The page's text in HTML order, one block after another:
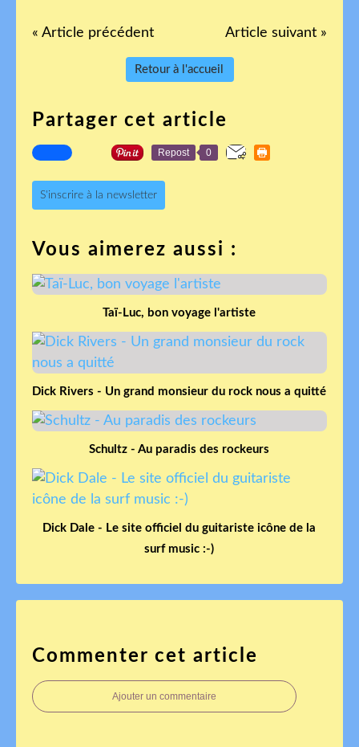
« Article précédent Article suivant »
Retour à l'accueil
Partager cet article
Repost 0
S'inscrire à la newsletter
Vous aimerez aussi :
Taï-Luc, bon voyage l'artiste
Dick Rivers - Un grand monsieur du rock nous a quitté
Schultz - Au paradis des rockeurs
Dick Dale - Le site officiel du guitariste icône de la
surf music :-)
Commenter cet article
Ajouter un commentaire